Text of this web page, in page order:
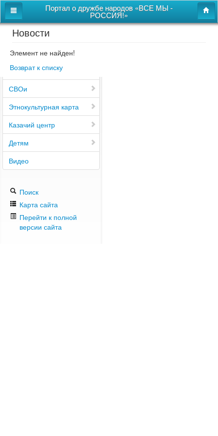
Портал о дружбе народов «ВСЕ МЫ -
РОССИЯ!»
Главная
Дом дружбы народов
Новости
СВОи
Этнокультурная карта
Казачий центр
Детям
Видео
Поиск
Карта сайта
Перейти к полной
версии сайта
Новости
Элемент не найден!
Возврат к списку